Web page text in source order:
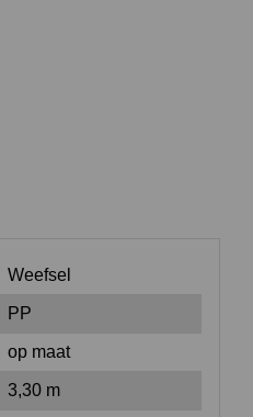
Weefsel
PP
op maat
3,30 m